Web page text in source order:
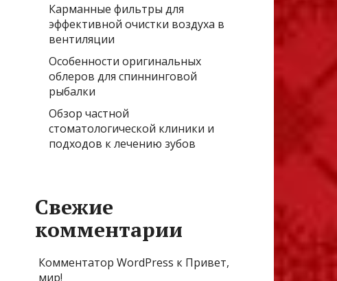
Карманные фильтры для
эффективной очистки воздуха в
вентиляции
Особенности оригинальных
облеров для спиннинговой
рыбалки
Обзор частной
стоматологической клиники и
подходов к лечению зубов
Свежие
комментарии
Комментатор WordPress к Привет,
мир!